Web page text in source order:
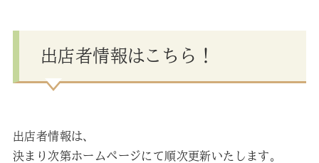
出店者情報はこちら！
出店者情報は、
決まり次第ホームページにて順次更新いたします。